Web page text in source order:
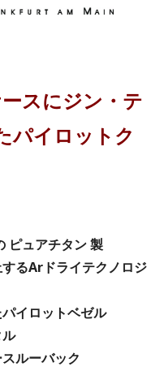
スにジン・テ
パイロットク
ピュアチタン 製
るArドライテクノロジ
イロットベゼル
ルーバック